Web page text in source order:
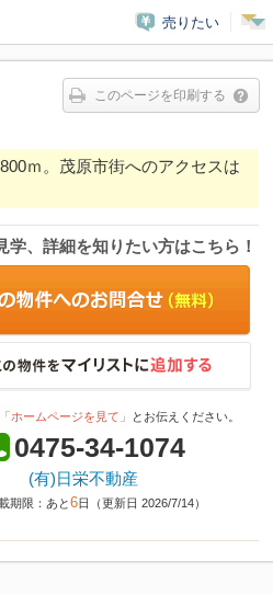
売りたい
このページを印刷する
ｍ。茂原市街へのアクセスは
学、詳細を知りたい方はこちら！
「ホームページを見て」 とお伝えください。
0475-34-1074
(有)日栄不動産
期限：あと6日（更新日 2026/7/14）